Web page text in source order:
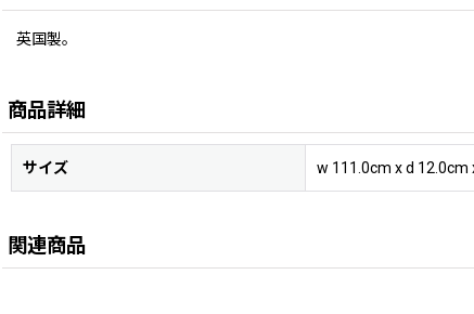
英国製。
商品詳細
サイズ w 111.0cm x d 12.0cm
関連商品